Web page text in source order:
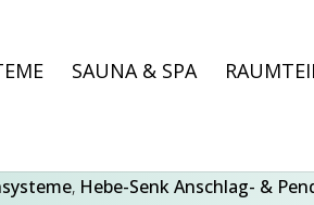
SAUNA & SPA
, Hebe-Senk Anschlag- &